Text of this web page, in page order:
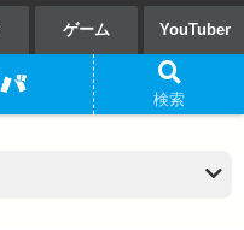
ゲーム YouTuber
検索